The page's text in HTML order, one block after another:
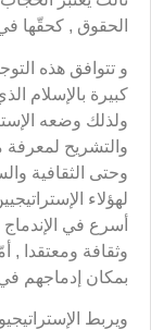
الحقوق , كحقّها
و تتوافق هذه
كبيرة بالإسلام
ولذلك وضعه
والتشريح لمعرفة
وحتى الثقافية
لهؤلاء
أسرع في
وثقافة ومعتقدا ,
بمكان إدماجهم في
ويربط